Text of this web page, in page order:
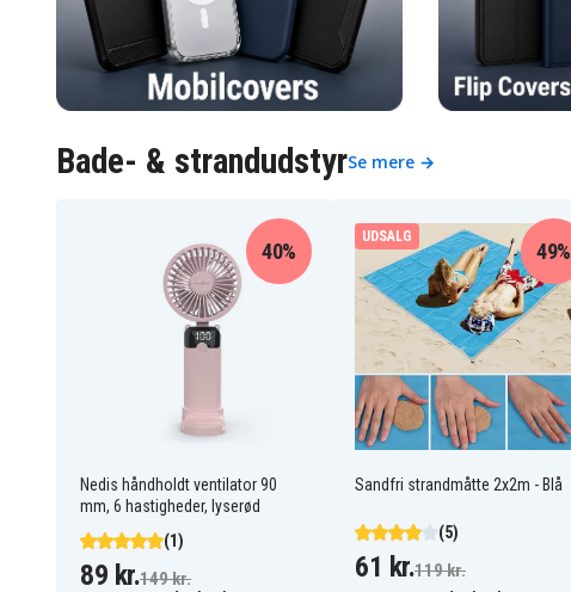
Bade- & strandudstyrSe mere →
Nedis håndholdt ventilator 90
mm, 6 hastigheder, lyserød
(1)
40%
89 kr.149 kr.
UDSALG
Sandfri strandmåtte 2x2m - Blå
(5)
49%
61 kr.119 kr.